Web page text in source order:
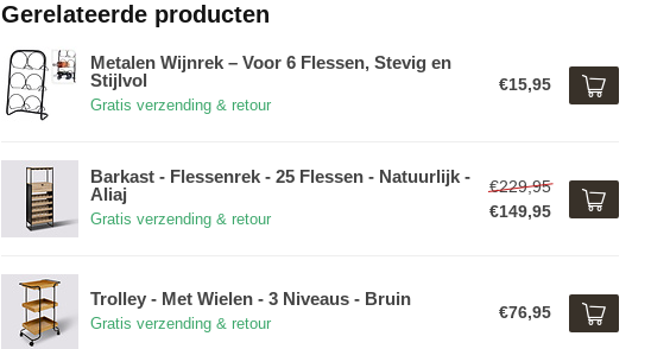
Gerelateerde producten
Metalen Wijnrek – Voor 6 Flessen, Stevig en
Stijlvol
Gratis verzending & retour
€15,95
Barkast - Flessenrek - 25 Flessen - Natuurlijk -
Aliaj
Gratis verzending & retour
€229,95
€149,95
Trolley - Met Wielen - 3 Niveaus - Bruin
Gratis verzending & retour
€76,95